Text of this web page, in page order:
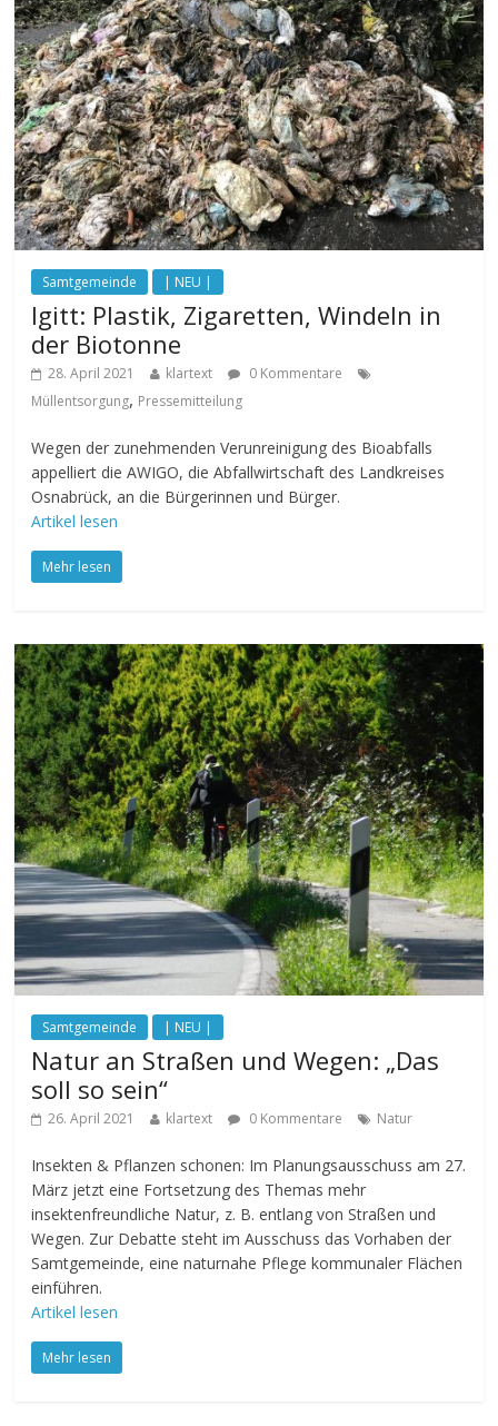
Samtgemeinde | NEU |
Igitt: Plastik, Zigaretten, Windeln in
der Biotonne
28. April 2021 klartext
0 Kommentare
Müllentsorgung, Pressemitteilung
Wegen der zunehmenden Verunreinigung des Bioabfalls
appelliert die AWIGO, die Abfallwirtschaft des Landkreises
Osnabrück, an die Bürgerinnen und Bürger.
Artikel lesen
Mehr lesen
Samtgemeinde | NEU |
Natur an Straßen und Wegen: „Das
soll so sein“
26. April 2021 klartext 0 Kommentare Natur
Insekten & Pflanzen schonen: Im Planungsausschuss am 27.
März jetzt eine Fortsetzung des Themas mehr
insektenfreundliche Natur, z. B. entlang von Straßen und
Wegen. Zur Debatte steht im Ausschuss das Vorhaben der
Samtgemeinde, eine naturnahe Pflege kommunaler Flächen
einführen.
Artikel lesen
Mehr lesen